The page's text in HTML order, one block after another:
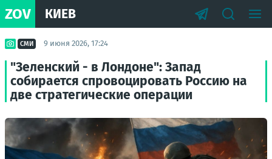
ZOV КИЕВ
СМИ 9 июня 2026, 17:24
"Зеленский - в Лондоне": Запад
собирается спровоцировать Россию на
две стратегические операции